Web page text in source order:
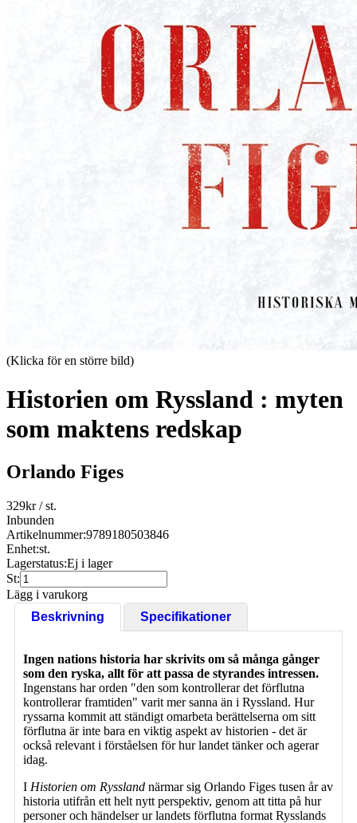
(Klicka för en större bild)
Historien om Ryssland : myten
som maktens redskap
Orlando Figes
329kr/ st.
Inbunden
Artikelnummer:9789180503846
Enhet:st.
Lagerstatus:Ej i lager
St:
Lägg i varukorg
Beskrivning
Specifikationer
Ingen nations historia har skrivits om så många gånger
som den ryska, allt för att passa de styrandes intressen.
Ingenstans har orden "den som kontrollerar det förflutna
kontrollerar framtiden" varit mer sanna än i Ryssland. Hur
ryssarna kommit att ständigt omarbeta berättelserna om sitt
förflutna är inte bara en viktig aspekt av historien - det är
också relevant i förståelsen för hur landet tänker och agerar
idag.
I Historien om Ryssland närmar sig Orlando Figes tusen år av
historia utifrån ett helt nytt perspektiv, genom att titta på hur
personer och händelser ur landets förflutna format Rysslands